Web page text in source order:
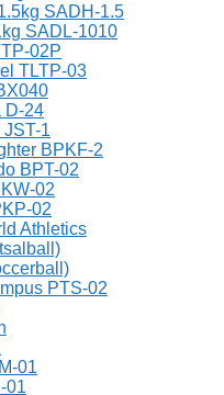
SADH-1.5
SADL-1010
02P
TLTP-03
D-24
1
BPKF-2
BPT-02
02
02
Athletics
PTS-02
01
01